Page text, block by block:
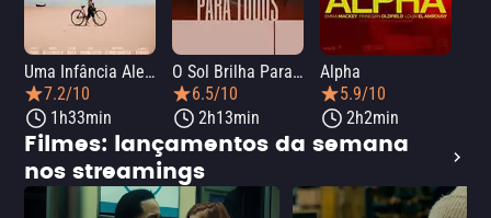
Uma Infância Alemã
7.2/10
1h33min
O Sol Brilha Para Todos
6.5/10
2h13min
Alpha
5.9/10
2h2min
Filmes: lançamentos da semana
nos streamings